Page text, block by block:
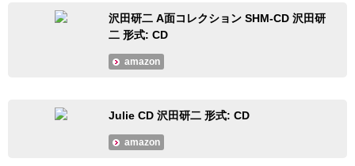
沢田研二 A面コレクション SHM-CD 沢田研
二 形式: CD
amazon
Julie CD 沢田研二 形式: CD
amazon